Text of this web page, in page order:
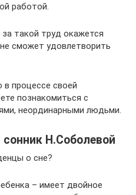
работой.
такой труд окажется
сможет удовлетворить
процессе своей
познакомиться с
неординарными людьми.
Н.Соболевой
о сне?
– имеет двойное